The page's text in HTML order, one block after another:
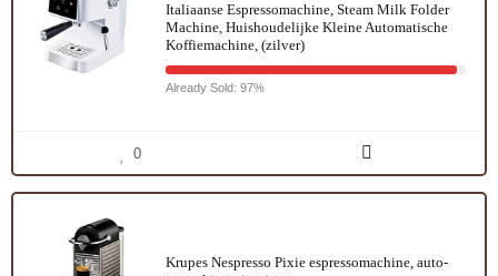
Italiaanse Espressomachine, Steam Milk Folder
Machine, Huishoudelijke Kleine Automatische
Koffiemachine, (zilver)
Already Sold: 97%
0
Krupes Nespresso Pixie espressomachine, auto-